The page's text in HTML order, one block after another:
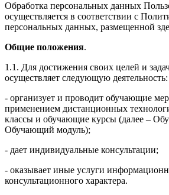
Обработка персональных данных
осуществляется в соответствии с
персональных данных, размещенной
Общие положения.
1.1. Для достижения своих целей и
осуществляет следующую деятельность:
- организует и проводит обучающие
применением дистанционных
классы и обучающие курсы (далее –
Обучающий модуль);
- дает индивидуальные консультации;
- оказывает иные услуги
консультационного характера.